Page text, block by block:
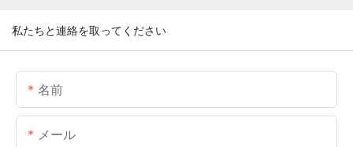
私たちと連絡を取ってください
名前
メール